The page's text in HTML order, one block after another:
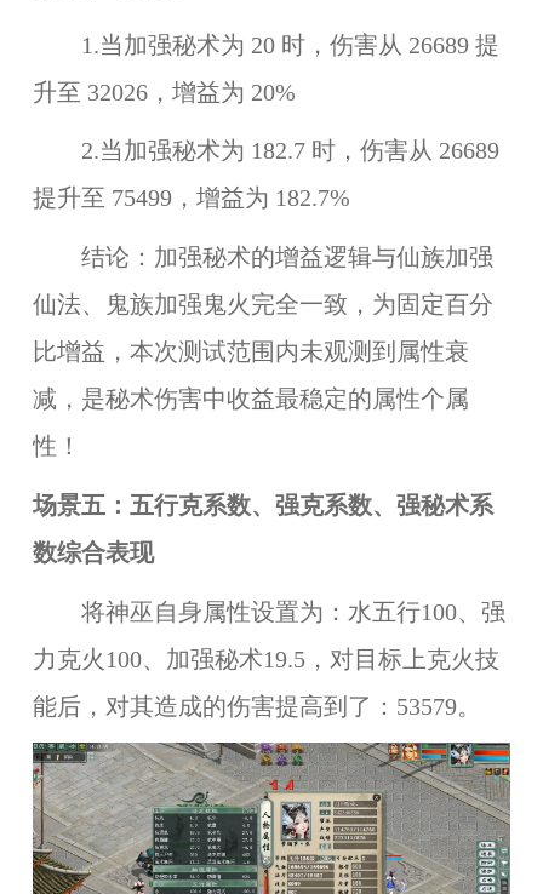
1.当加强秘术为 20 时，伤害从 26689 提
升至 32026，增益为 20%
2.当加强秘术为 182.7 时，伤害从 26689
提升至 75499，增益为 182.7%
结论：加强秘术的增益逻辑与仙族加强
仙法、鬼族加强鬼火完全一致，为固定百分
比增益，本次测试范围内未观测到属性衰
减，是秘术伤害中收益最稳定的属性个属
性！
场景五：五行克系数、强克系数、强秘术系
数综合表现
将神巫自身属性设置为：水五行100、强
力克火100、加强秘术19.5，对目标上克火技
能后，对其造成的伤害提高到了：53579。